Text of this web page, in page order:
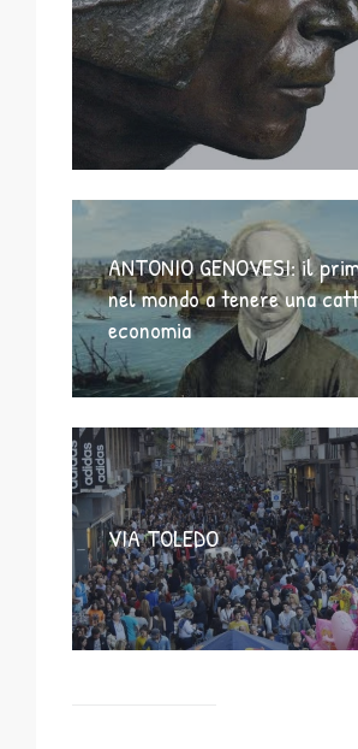
ANTONIO GENOVESI: il
nel mondo a tenere una
economia
VIA TOLEDO